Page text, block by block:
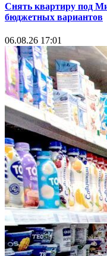
Снять квартиру под
бюджетных вариантов
06.08.26 17:01